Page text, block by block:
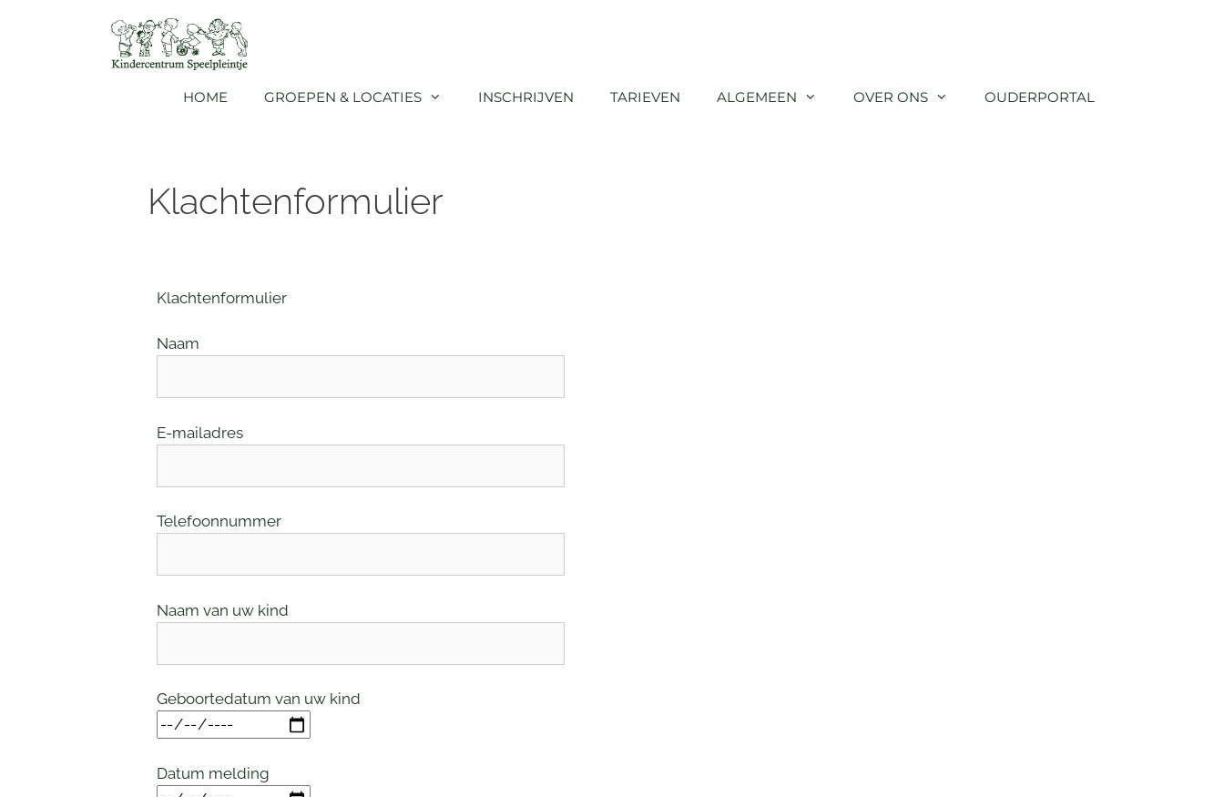
HOME GROEPEN & LOCATIES INSCHRIJVEN TARIEVEN ALGEMEEN OVER ONS OUDERPORTAL
Klachtenformulier
Klachtenformulier
Naam
E-mailadres
Telefoonnummer
Naam van uw kind
Geboortedatum van uw kind
Datum melding